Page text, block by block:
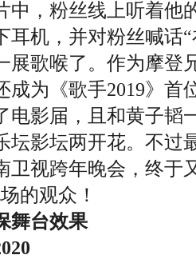
中，粉丝线上听着他
耳机，并对粉丝喊话
展歌喉了。作为摩登
成为《歌手2019》首
电影届，且和黄子韬
坛影坛两开花。不过
卫视跨年晚会，终于
的观众！
舞台效果